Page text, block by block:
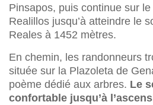
Pinsapos, puis continue sur
Realillos jusqu’à atteindre le
Reales à 1452 mètres.
En chemin, les randonneurs
située sur la Plazoleta de
poème dédié aux arbres. Le
confortable jusqu’à